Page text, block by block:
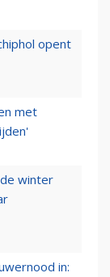
opent
met
winter
in: